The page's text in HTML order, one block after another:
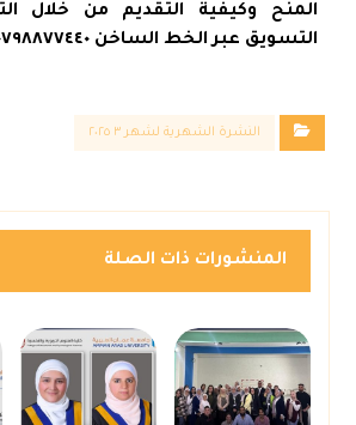
المنح وكيفية التقديم من خلال
التسويق عبر الخط الساخن ٠٧٩٨٨٧٧٤٤٠.
النشرة الشهرية لشهر ٣ ٢٠٢٥
المنشورات ذات الصلة